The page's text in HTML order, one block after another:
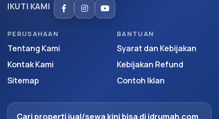
IKUTI KAMI
PERUSAHAAN
Tentang Kami
Kontak Kami
Sitemap
BANTUAN
Syarat dan Kebijakan
Kebijakan Refund
Contoh Iklan
Cari properti jual/sewa kini bisa di idrumah.com